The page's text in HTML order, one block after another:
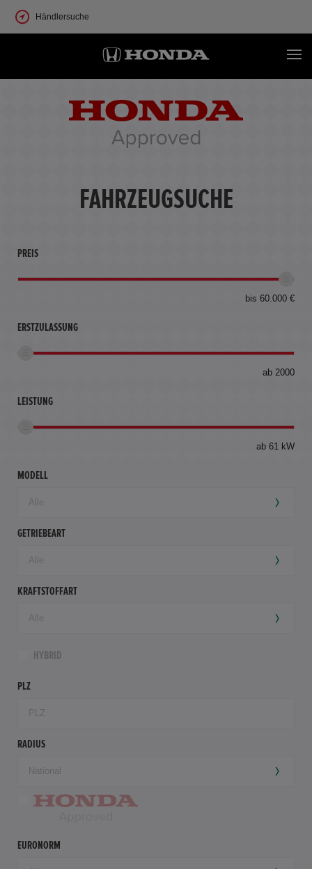
Händlersuche
FAHRZEUGSUCHE
PREIS
bis 60.000 €
ERSTZULASSUNG
ab 2000
LEISTUNG
ab 61 kW
MODELL
GETRIEBEART
KRAFTSTOFFART
HYBRID
PLZ
RADIUS
EURONORM